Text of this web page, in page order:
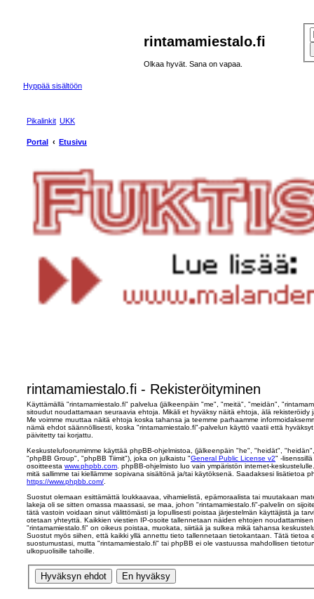
rintamamiestalo.fi
Olkaa hyvät. Sana on vapaa.
Hyppää sisältöön
Pikalinkit UKK
Portal Etusivu
rintamamiestalo.fi - Rekisteröityminen
Käyttämällä "rintamamiestalo.fi" palvelua (jälkeenpäin "me", "meitä", "meidän",
sitoudut noudattamaan seuraavia ehtoja. Mikäli et hyväksy näitä ehtoja, älä rekisteröidy
Me voimme muuttaa näitä ehtoja koska tahansa ja teemme parhaamme
nämä ehdot säännöllisesti, koska "rintamamiestalo.fi"-palvelun käyttö vaatii että
päivitetty tai korjattu.
Keskustelufoorumimme käyttää phpBB-ohjelmistoa, (jälkeenpäin "he", "heidät",
"phpBB Group", "phpBB Tiimit"), joka on julkaistu "General Public License v2" -
osoitteesta www.phpbb.com. phpBB-ohjelmisto luo vain ympäristön internet-
mitä sallimme tai kiellämme sopivana sisältönä ja/tai käytöksenä. Saadaksesi lisätietoa
https://www.phpbb.com/.
Suostut olemaan esittämättä loukkaavaa, vihamielistä, epämoraalista tai muutakaan
lakeja oli se sitten omassa maassasi, se maa, johon "rintamamiestalo.fi"-palvelin on
tätä vastoin voidaan sinut välittömästi ja lopullisesti poistaa järjestelmän käyttäjistä ja
otetaan yhteyttä. Kaikkien viestien IP-osoite tallennetaan näiden ehtojen
"rintamamiestalo.fi" on oikeus poistaa, muokata, siirtää ja sulkea mikä tahansa
Suostut myös siihen, että kaikki yllä annettu tieto tallennetaan tietokantaan. Tätä tietoa
suostumustasi, mutta "rintamamiestalo.fi" tai phpBB ei ole vastuussa mahdollisen
ulkopuolisille tahoille.